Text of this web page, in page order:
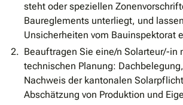
steht oder speziellen
Baureglements unterliegt, und
Unsicherheiten vom Bauinspektorat
Beauftragen Sie eine/n Solarteur/-in
technischen Planung:
Nachweis der kantonalen
Abschätzung von Produktion und